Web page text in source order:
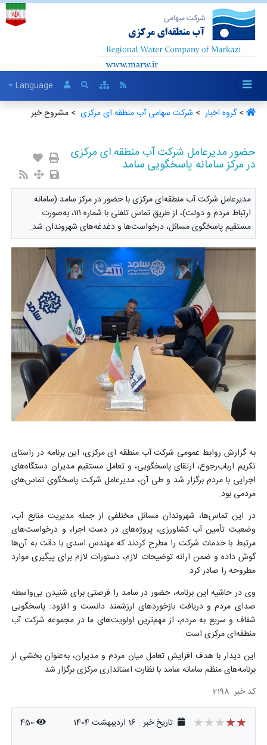
Language
>گروه اخبار ‏ > شرکت سهامی آب منطقه ای مرکزی ‏ > مشروح خبر
حضور مدیرعامل شرکت آب منطقه ای مرکزی
در مرکز سامانه پاسخگویی سامد
مدیرعامل شرکت آب منطقه‌ای مرکزی با حضور در مرکز سامد (سامانه
ارتباط مردم و دولت)، از طریق تماس تلفنی با شماره ۱۱۱، به‌صورت
مستقیم پاسخگوی مسائل، درخواست‌ها و دغدغه‌های شهروندان شد.
به گزارش روابط عمومی شرکت آب منطقه ای مرکزی، این برنامه در راستای
تکریم ارباب‌رجوع، ارتقای پاسخگویی، و تعامل مستقیم مدیران دستگاه‌های
اجرایی با مردم برگزار شد و طی آن، مدیرعامل شرکت پاسخگوی تماس‌های
مردمی بود.
در این تماس‌ها، شهروندان مسائل مختلفی از جمله مدیریت منابع آب،
وضعیت تأمین آب کشاورزی، پروژه‌های در دست اجرا، و درخواست‌های
مرتبط با خدمات شرکت را مطرح کردند که مهندس اسدی با دقت به آن‌ها
گوش داده و ضمن ارائه توضیحات لازم، دستورات لازم برای پیگیری موارد
مطروحه را صادر کرد.
وی در حاشیه این برنامه، حضور در سامد را فرصتی برای شنیدن بی‌واسطه
صدای مردم و دریافت بازخوردهای ارزشمند دانست و افزود: پاسخگویی
شفاف و سریع به مردم، از مهم‌ترین اولویت‌های ما در مجموعه شرکت آب
منطقه‌ای مرکزی است.
این دیدار با هدف افزایش تعامل میان مردم و مدیران، به‌عنوان بخشی از
برنامه‌های منظم سامانه سامد با نظارت استانداری مرکزی برگزار شد.
کد خبر: 2198
★★★★★
★★★★★
★★★★★ تاریخ خبر : 16 اردیبهشت 1404 450